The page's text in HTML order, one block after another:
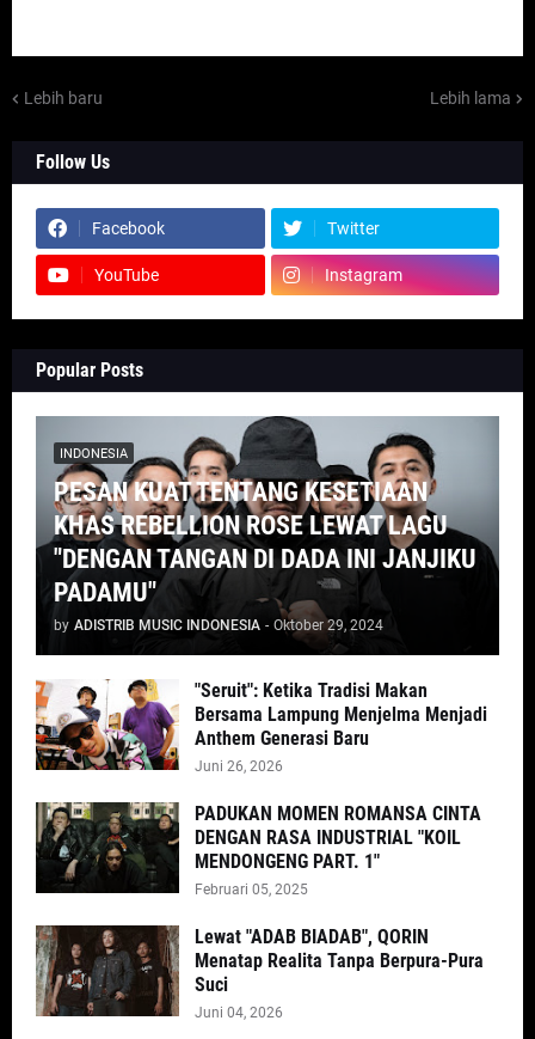
Lebih baru Lebih lama
Follow Us
Facebook Twitter
YouTube Instagram
Popular Posts
INDONESIA
PESAN KUAT TENTANG KESETIAAN
KHAS REBELLION ROSE LEWAT LAGU
"DENGAN TANGAN DI DADA INI JANJIKU
PADAMU"
by ADISTRIB MUSIC INDONESIA - Oktober 29, 2024
"Seruit": Ketika Tradisi Makan
Bersama Lampung Menjelma Menjadi
Anthem Generasi Baru
Juni 26, 2026
PADUKAN MOMEN ROMANSA CINTA
DENGAN RASA INDUSTRIAL "KOIL
MENDONGENG PART. 1"
Februari 05, 2025
Lewat "ADAB BIADAB", QORIN
Menatap Realita Tanpa Berpura-Pura
Suci
Juni 04, 2026